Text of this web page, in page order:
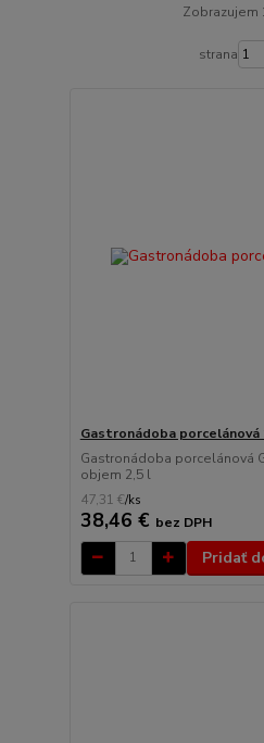
Zobrazujem
strana
Gastronádoba porcelánová
Gastronádoba porcelánová
objem 2,5 l
47,31 €/ks
38,46 € bez DPH
Pridať